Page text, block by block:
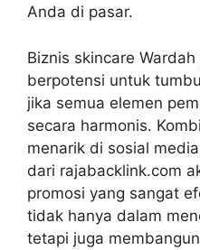
Anda di pasar.
Biznis skincare
berpotensi untuk
jika semua elemen
secara harmonis.
menarik di sosial
dari rajabacklink.com
promosi yang sangat
tidak hanya dalam
tetapi juga